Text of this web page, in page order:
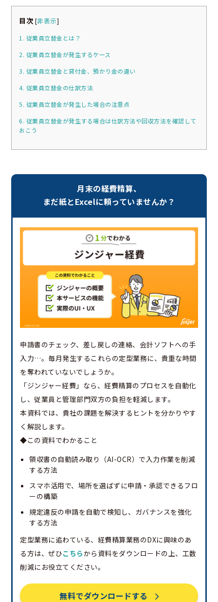
目次 [非表示]
1. 従業員立替金とは？
2. 従業員立替金が発生するケース
3. 従業員立替金と貸付金、預かり金の違い
4. 従業員立替金の仕訳方法
5. 従業員立替金が発生した場合の注意点
6. 従業員立替金が発生する場合は仕訳方法や回収方法を確認して
おこう
月末の経費精算、
まだ紙とExcelに頼っていませんか？
申請書のチェック、差し戻しの連絡、会計ソフトへの手
入力…。毎月発生するこれらの定型業務に、貴重な時間
を奪われていないでしょうか。
「ジンジャー経費」なら、経費精算のプロセスを自動化
し、従業員と管理部門双方の負担を軽減します。
本資料では、貴社の課題を解決するヒントを分かりやす
く解説します。
◆この資料でわかること
領収書の自動読み取り（AI-OCR）で入力作業を削減
する方法
スマホ活用で、場所を選ばずに申請・承認できるフロ
ーの構築
規定違反の申請を自動で検知し、ガバナンスを強化
する方法
定型業務に追わている、経費精算業務のDXに興味のあ
る方は、ぜひこちらから資料をダウンロードの上、工数
削減にお役立てください。
無料でダウンロードする